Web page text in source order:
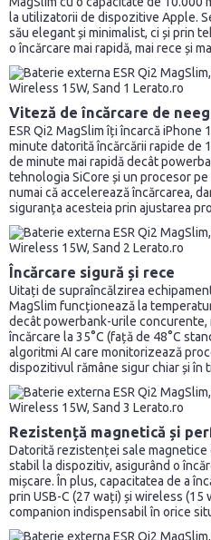
la utilizatorii de dispozitive Apple.
său elegant și minimalist, ci și prin
o încărcare mai rapidă, mai rece și
Viteză de încărcare de
ESR Qi2 MagSlim îți încarcă iPhone
minute datorită încărcării rapide de
de minute mai rapidă decât
tehnologia SiCore și un procesor
numai că accelerează încărcarea,
siguranța acesteia prin ajustarea
Încărcare sigură și rece
Uitați de supraîncălzirea
MagSlim funcționează la
decât powerbank-urile
încărcare la 35°C (față de 48°C
algoritmi AI care monitorizează
dispozitivul rămâne sigur chiar și în
Rezistență magnetică și
Datorită rezistenței sale
stabil la dispozitiv, asigurând o
mișcare. În plus, capacitatea de a
prin USB-C (27 wați) și wireless (15
companion indispensabil în orice